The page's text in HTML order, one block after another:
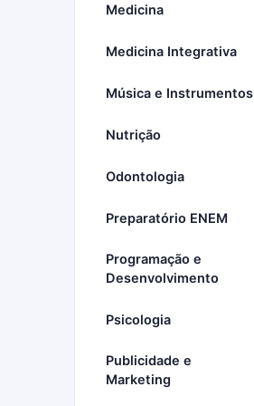
Medicina
Medicina Integrativa
Música e Instrumentos
Nutrição
Odontologia
Preparatório ENEM
Programação e
Desenvolvimento
Psicologia
Publicidade e
Marketing